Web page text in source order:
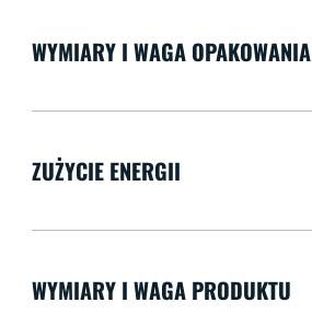
WYMIARY I WAGA OPAKOWANIA
ZUŻYCIE ENERGII
WYMIARY I WAGA PRODUKTU